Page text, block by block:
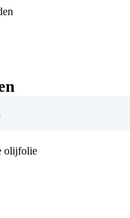
olijfolie